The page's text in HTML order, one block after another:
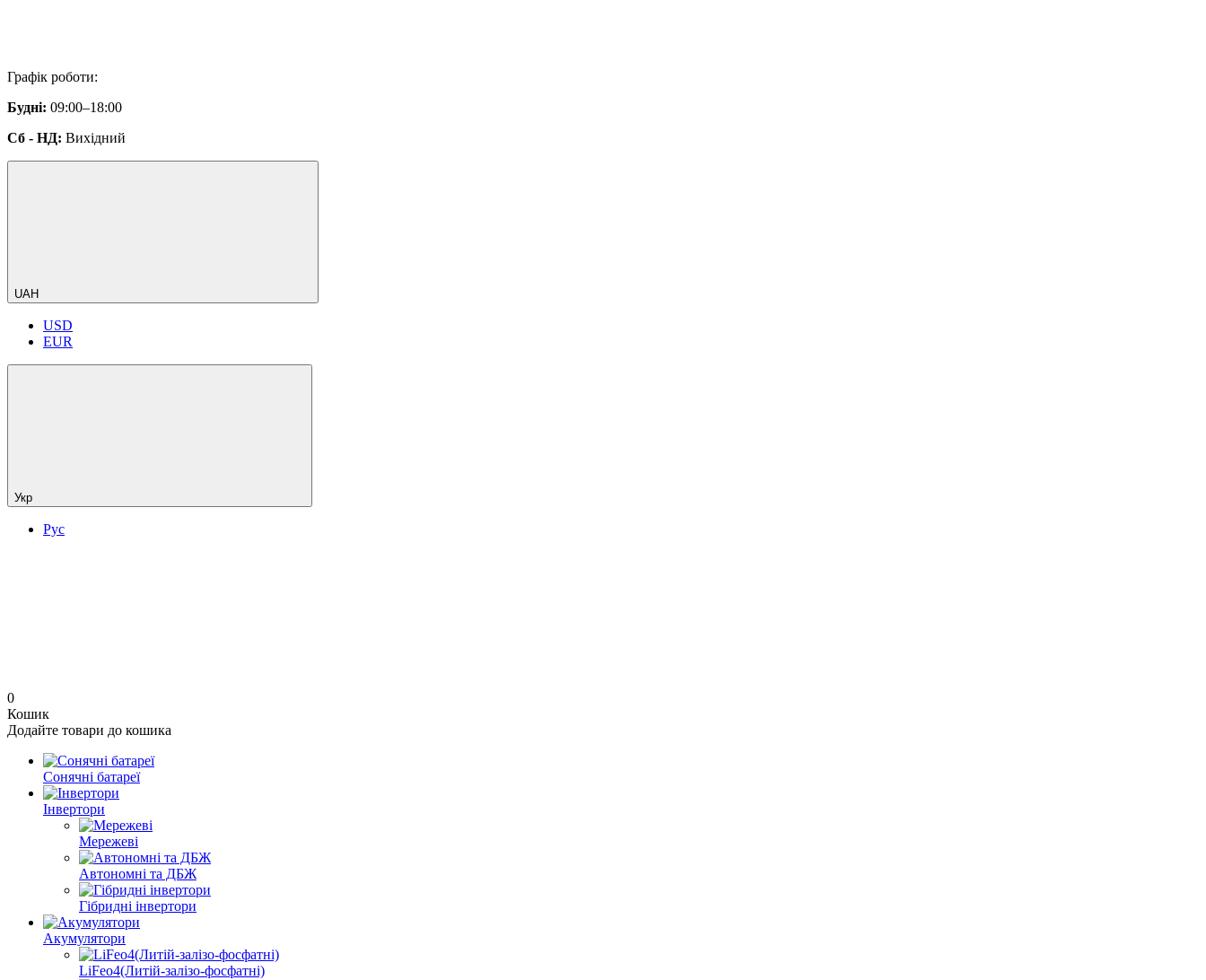
Графік роботи:
Будні: 09:00–18:00
Сб - НД: Вихідний
UAH
USD
EUR
Укр
Рус
0
Кошик
Додайте товари до кошика
Сонячні батареї
Інвертори
Мережеві
Автономні та ДБЖ
Гібридні інвертори
Акумулятори
LiFeo4(Литій-залізо-фосфатні)